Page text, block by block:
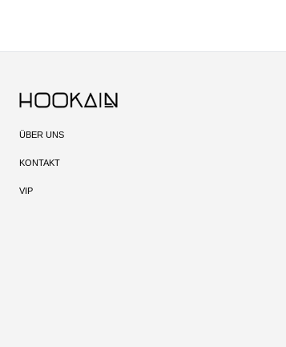
ÜBER UNS
KONTAKT
VIP